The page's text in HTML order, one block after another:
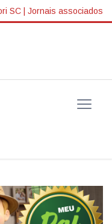
SC | Jornais associados